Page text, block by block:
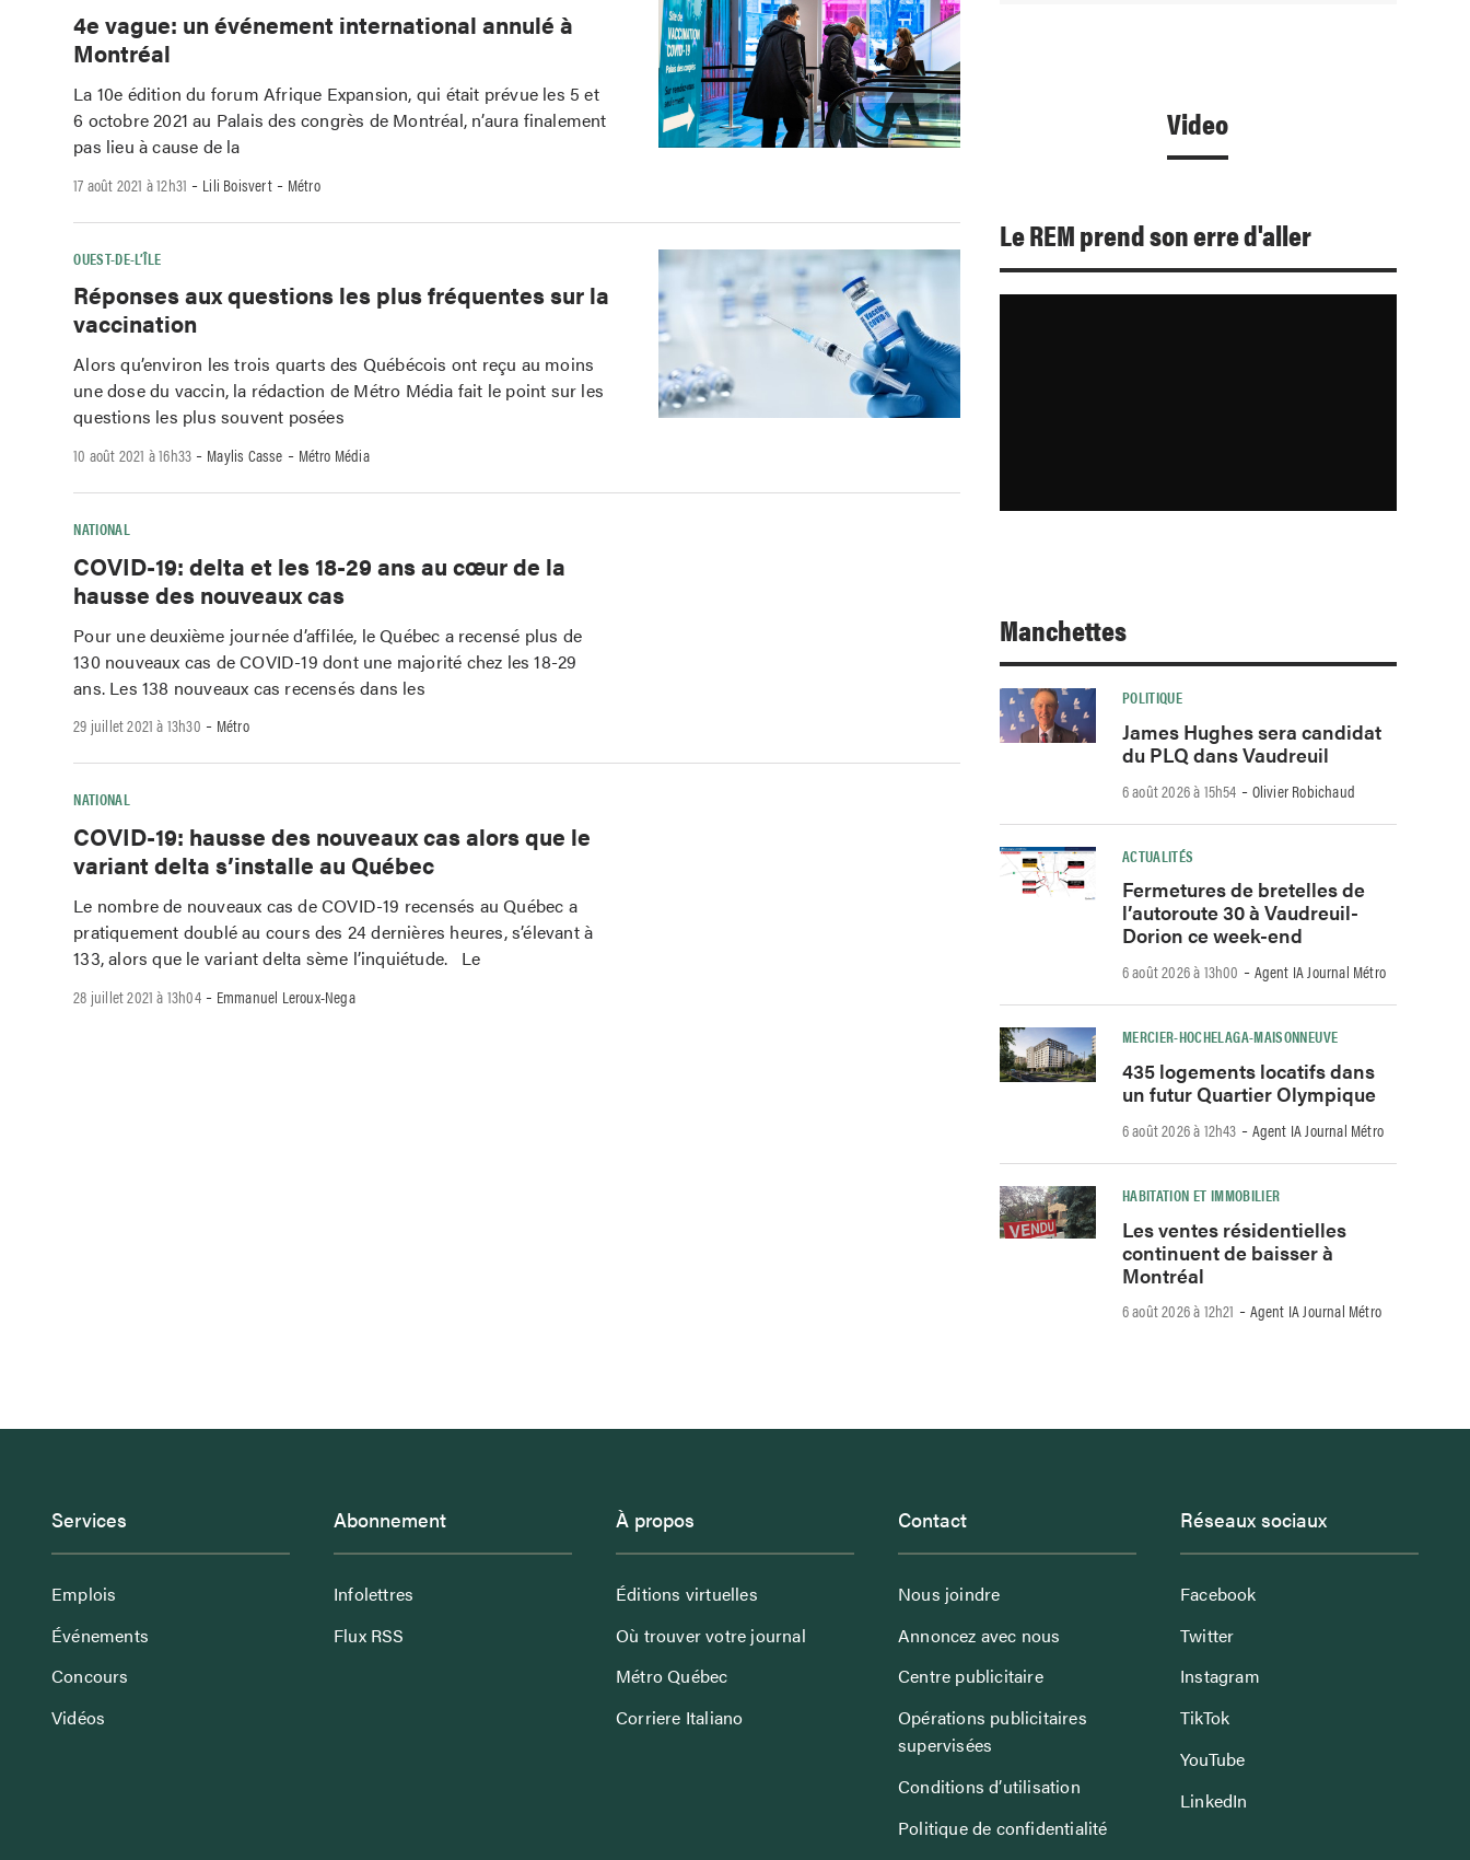
4e vague: un événement international annulé à
Montréal
La 10e édition du forum Afrique Expansion, qui était prévue les 5 et
6 octobre 2021 au Palais des congrès de Montréal, n’aura finalement
pas lieu à cause de la
17 août 2021 à 12h31 - Lili Boisvert- Métro
OUEST-DE-L’ÎLE
Réponses aux questions les plus fréquentes sur la
vaccination
Alors qu’environ les trois quarts des Québécois ont reçu au moins
une dose du vaccin, la rédaction de Métro Média fait le point sur les
questions les plus souvent posées
10 août 2021 à 16h33 - Maylis Casse - Métro Média
NATIONAL
COVID-19: delta et les 18-29 ans au cœur de la
hausse des nouveaux cas
Pour une deuxième journée d’affilée, le Québec a recensé plus de
130 nouveaux cas de COVID-19 dont une majorité chez les 18-29
ans. Les 138 nouveaux cas recensés dans les
29 juillet 2021 à 13h30 - Métro
NATIONAL
COVID-19: hausse des nouveaux cas alors que le
variant delta s’installe au Québec
Le nombre de nouveaux cas de COVID-19 recensés au Québec a
pratiquement doublé au cours des 24 dernières heures, s’élevant à
133, alors que le variant delta sème l’inquiétude. Le
28 juillet 2021 à 13h04- Emmanuel Leroux-Nega
Video
Le REM prend son erre d'aller
Manchettes
POLITIQUE
James Hughes sera candidat
du PLQ dans Vaudreuil
6 août 2026 à 15h54 -Olivier Robichaud
ACTUALITÉS
Fermetures de bretelles de
l’autoroute 30 à Vaudreuil-
Dorion ce week-end
6 août 2026 à 13h00 -Agent IA Journal Métro
MERCIER-HOCHELAGA-MAISONNEUVE
435 logements locatifs dans
un futur Quartier Olympique
6 août 2026 à 12h43 -Agent IA Journal Métro
HABITATION ET IMMOBILIER
Les ventes résidentielles
continuent de baisser à
Montréal
6 août 2026 à 12h21 -Agent IA Journal Métro
Services
Emplois
Événements
Concours
Vidéos
Abonnement
Infolettres
Flux RSS
À propos
Éditions virtuelles
Où trouver votre journal
Métro Québec
Corriere Italiano
Contact
Nous joindre
Annoncez avec nous
Centre publicitaire
Opérations publicitaires
supervisées
Conditions d’utilisation
Politique de confidentialité
Réseaux sociaux
Facebook
Twitter
Instagram
TikTok
YouTube
LinkedIn